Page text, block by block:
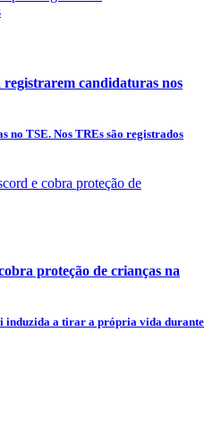
candidaturas nos
no TSE. Nos TREs são registrados
proteção de crianças na
induzida a tirar a própria vida durante